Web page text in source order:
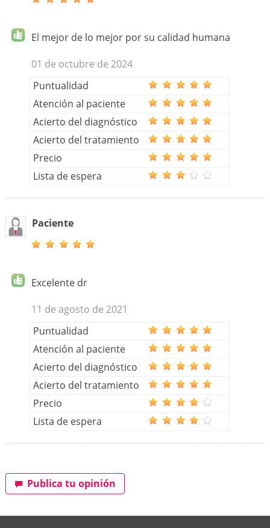
El mejor de lo mejor por su calidad humana
01 de octubre de 2024
Puntualidad
Atención al paciente
Acierto del diagnóstico
Acierto del tratamiento
Precio
Lista de espera
Paciente
Excelente dr
11 de agosto de 2021
Puntualidad
Atención al paciente
Acierto del diagnóstico
Acierto del tratamiento
Precio
Lista de espera
Publica tu opinión